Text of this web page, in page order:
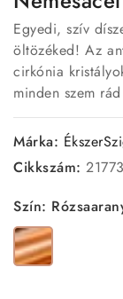
Egyedi, szív
öltözéked! Az
cirkónia
minden szem
Márka:
Cikkszám:
Szín:
Rózsaarany